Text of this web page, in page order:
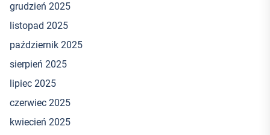
grudzień 2025
listopad 2025
październik 2025
sierpień 2025
lipiec 2025
czerwiec 2025
kwiecień 2025